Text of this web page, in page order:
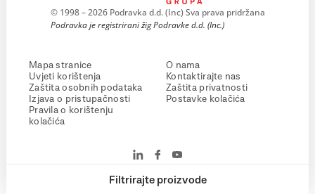
Filtrirajte proizvode
© 1998 – 2026 Podravka d.d. (Inc) Sva prava pridržana
Podravka je registrirani žig Podravke d.d. (Inc.)
Mapa stranice
Uvjeti korištenja
Zaštita osobnih podataka
Izjava o pristupačnosti
Pravila o korištenju
kolačića
O nama
Kontaktirajte nas
Zaštita privatnosti
Postavke kolačića